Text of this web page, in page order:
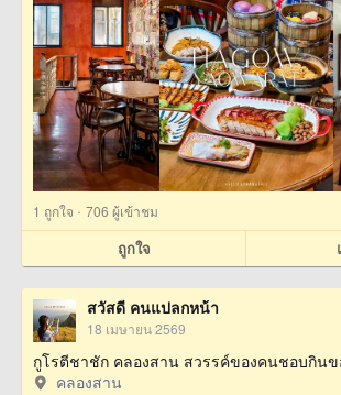
1 ถูกใจ · 706 ผู้เข้าชม
ถูกใจ
สวัสดี คนแปลกหน้า
18 เมษายน 2569
กูโรตีชาชัก คลองสาน สวรรค์ของคนชอบกิน
คลองสาน